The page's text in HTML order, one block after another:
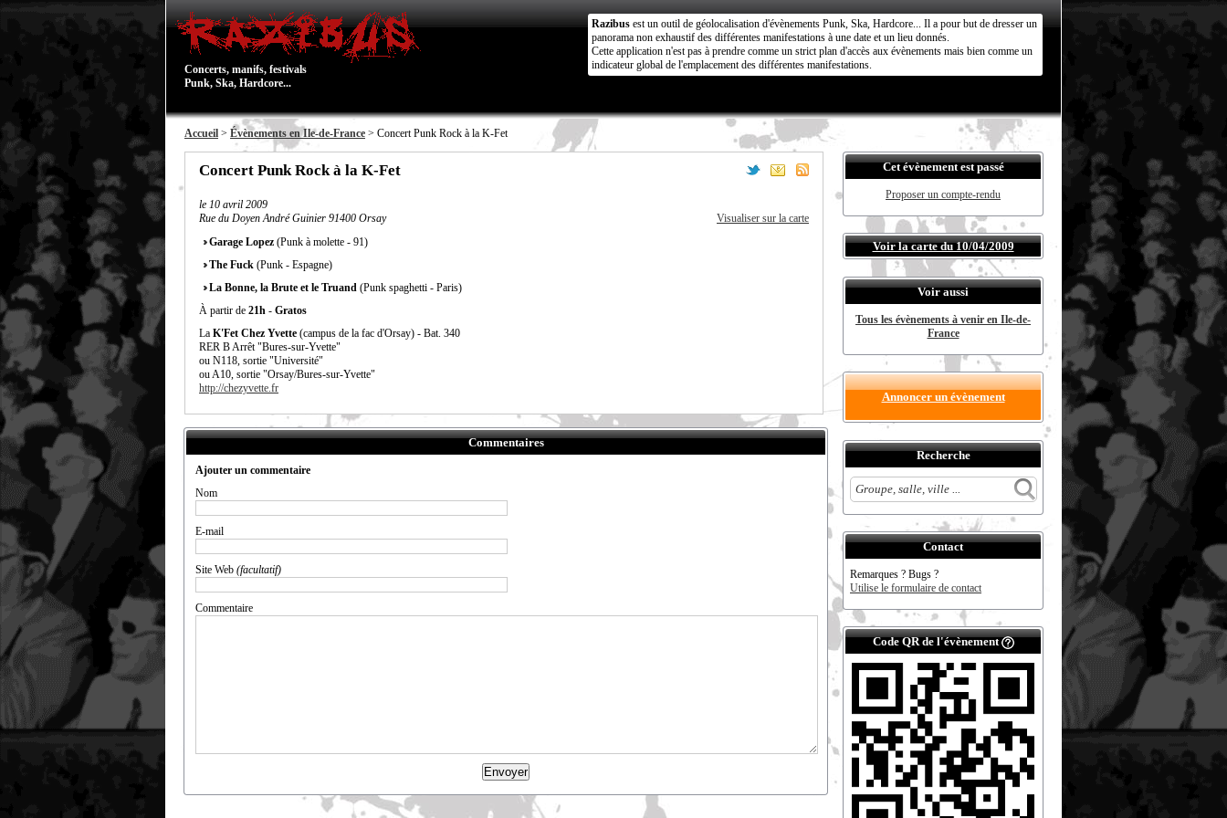
Concerts, manifs, festivals
Punk, Ska, Hardcore...
Razibus est un outil de géolocalisation d'évènements Punk, Ska, Hardcore... Il a pour but de dresser un
panorama non exhaustif des différentes manifestations à une date et un lieu donnés.
Cette application n'est pas à prendre comme un strict plan d'accès aux évènements mais bien comme un
indicateur global de l'emplacement des différentes manifestations.
Accueil > Évènements en Ile-de-France > Concert Punk Rock à la K-Fet
Concert Punk Rock à la K-Fet
le 10 avril 2009
Rue du Doyen André Guinier 91400 Orsay
Visualiser sur la carte
Garage Lopez (Punk à molette - 91)
The Fuck (Punk - Espagne)
La Bonne, la Brute et le Truand (Punk spaghetti - Paris)
À partir de 21h - Gratos
La K'Fet Chez Yvette (campus de la fac d'Orsay) - Bat. 340
RER B Arrêt "Bures-sur-Yvette"
ou N118, sortie "Université"
ou A10, sortie "Orsay/Bures-sur-Yvette"
http://chezyvette.fr
Commentaires
Ajouter un commentaire
Nom
E-mail
Site Web (facultatif)
Commentaire
Cet évènement est passé
Proposer un compte-rendu
Voir la carte du 10/04/2009
Voir aussi
Tous les évènements à venir en Ile-de-
France
Annoncer un évènement
Recherche
Contact
Remarques ? Bugs ?
Utilise le formulaire de contact
Code QR de l'évènement